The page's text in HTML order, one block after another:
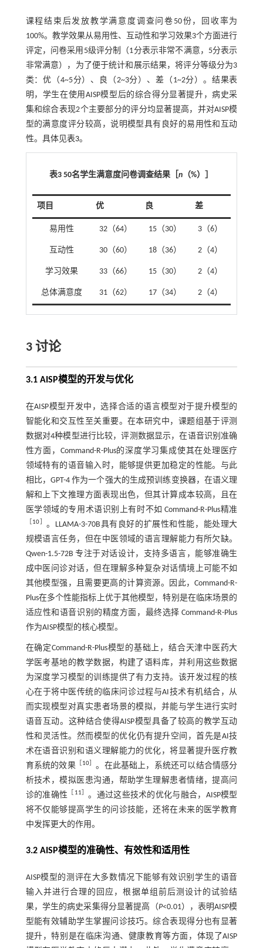
课程结束后发放教学满意度调查问卷50份，回收率为
100%。教学效果从易用性、互动性和学习效果3个方面进行
评定，问卷采用5级评分制（1分表示非常不满意，5分表示
非常满意），为了便于统计和展示结果，将评分等级分为3
类：优（4~5分）、良（2~3分）、差（1~2分）。结果表
明，学生在使用AISP模型后的综合得分显著提升，病史采
集和综合表现2个主要部分的评分均显著提高，并对AISP模
型的满意度评分较高，说明模型具有良好的易用性和互动
性。具体见表3。
表3 50名学生满意度问卷调查结果［n （%）］
项目 优 良 差
易用性 32（64） 15（30） 3（6）
互动性 30（60） 18（36） 2（4）
学习效果 33（66） 15（30） 2（4）
总体满意度 31（62） 17（34） 2（4）
3 讨论
3.1 AISP模型的开发与优化
在AISP模型开发中，选择合适的语言模型对于提升模型的
智能化和交互性至关重要。在本研究中，课题组基于评测
数据对4种模型进行比较，评测数据显示，在语音识别准确
性方面，Command-R-Plus的深度学习集成使其在处理医疗
领域特有的语音输入时，能够提供更加稳定的性能。与此
相比，GPT-4 作为一个强大的生成预训练变换器，在语义理
解和上下文推理方面表现出色，但其计算成本较高，且在
医学领域的专用术语识别上有时不如 Command-R-Plus精准
10
。LLAMA-3-70B具有良好的扩展性和性能，能处理大
规模语言任务，但在中医领域的语言理解能力有所欠缺。
Qwen-1.5-72B 专注于对话设计，支持多语言，能够准确生
成中医问诊对话，但在理解多种复杂对话情境上可能不如
其他模型强，且需要更高的计算资源。因此，Command-R-
Plus在多个性能指标上优于其他模型，特别是在临床场景的
适应性和语音识别的精度方面，最终选择 Command-R-Plus
作为AISP模型的核心模型。
在确定Command-R-Plus模型的基础上，结合天津中医药大
学医考基地的教学数据，构建了语料库，并利用这些数据
为深度学习模型的训练提供了有力支持。该开发过程的核
心在于将中医传统的临床问诊过程与AI技术有机结合，从
而实现模型对真实患者场景的模拟，并能与学生进行实时
语音互动。这种结合使得AISP模型具备了较高的教学互动
性和灵活性。然而模型的优化仍有提升空间，首先是AI技
术在语音识别和语义理解能力的优化，将显著提升医疗教
育系统的效果
10］ 。在此基础上，系统还可以结合情感分
析技术，模拟医患沟通，帮助学生理解患者情绪，提高问
诊的准确性
11
。通过这些技术的优化与融合，AISP模型
将不仅能够提高学生的问诊技能，还将在未来的医学教育
中发挥更大的作用。
3.2 AISP模型的准确性、有效性和适用性
AISP模型的测评在大多数情况下能够有效识别学生的语音
输入并进行合理的回应，根据单组前后测设计的试验结
果，学生的病史采集得分显著提高（P<0.01），表明AISP模
型能有效辅助学生掌握问诊技巧。综合表现得分也有显著
提升，特别是在临床沟通、健康教育等方面，体现了AISP